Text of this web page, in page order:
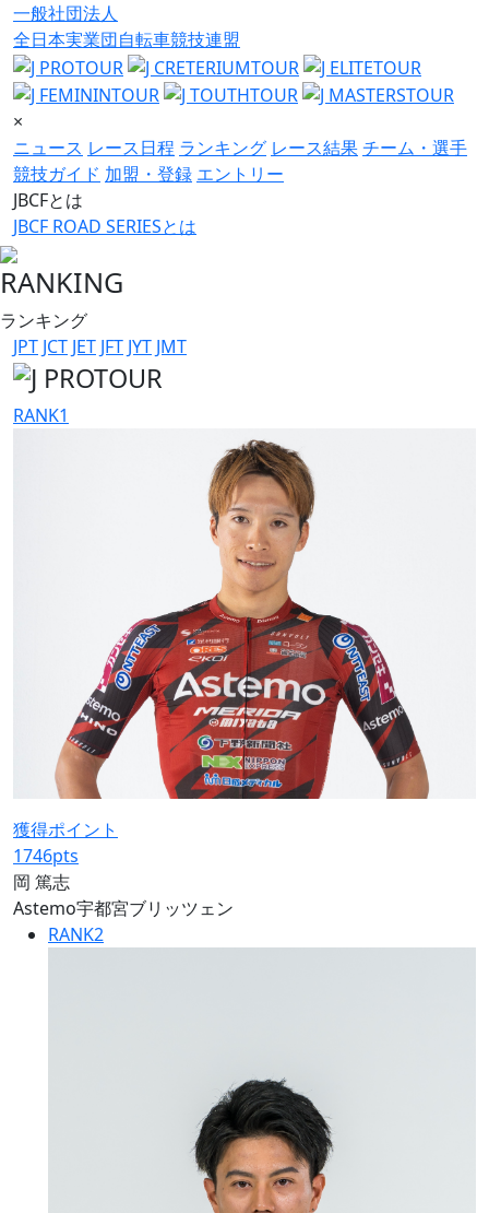
一般社団法人
全日本実業団自転車競技連盟
×
ニュース レース日程 ランキング レース結果チーム・選手
競技ガイド 加盟・登録 エントリー
JBCFとは
JBCF ROAD SERIESとは
RANKING
ランキング
JPT JCT JET JFT JYT JMT
RANK1
獲得ポイント
1746pts
岡 篤志
Astemo宇都宮ブリッツェン
RANK2